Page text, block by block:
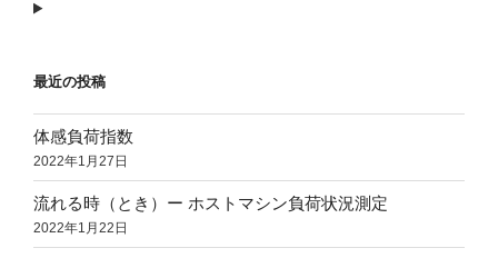
最近の投稿
体感負荷指数
2022年1月27日
流れる時（とき）ー ホストマシン負荷状況測定
2022年1月22日